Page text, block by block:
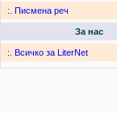
:. Писмена реч
За нас
:. Всичко за LiterNet